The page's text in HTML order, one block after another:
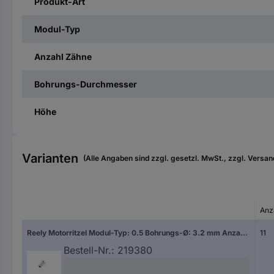
Modul-Typ
Anzahl Zähne
Bohrungs-Durchmesser
Höhe
Varianten (Alle Angaben sind zzgl. gesetzl. MwSt., zzgl.
Reely Motorritzel Modul-Typ: 0.5 Bohrungs-Ø: 3.2 mm Anzahl Zähne: 11
Bestell-Nr.: 219380
11